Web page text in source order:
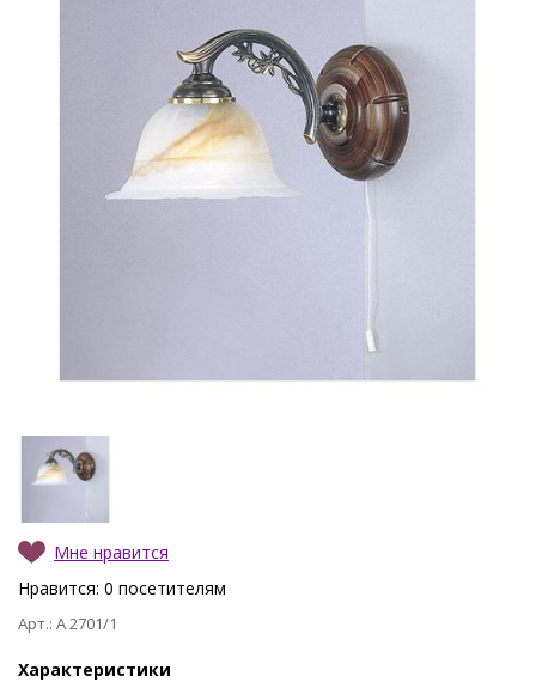
Мне нравится
Нравится: 0 посетителям
Арт.: A 2701/1
Характеристики